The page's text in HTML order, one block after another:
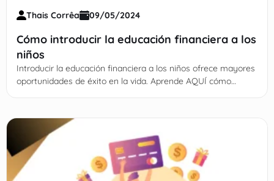
Thais Corrêa 09/05/2024
Cómo introducir la educación financiera a los
niños
Introducir la educación financiera a los niños ofrece mayores
oportunidades de éxito en la vida. Aprende AQUÍ cómo